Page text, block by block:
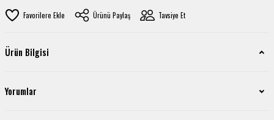
Ürünü Paylaş Tavsiye Et
Ürün Bilgisi
Yorumlar